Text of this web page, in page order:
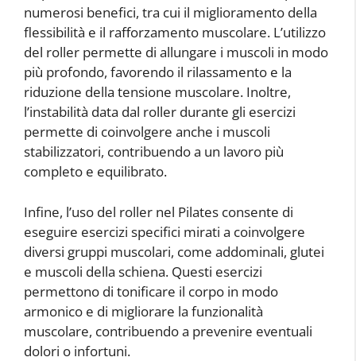
numerosi benefici, tra cui il miglioramento della
flessibilità e il rafforzamento muscolare. L’utilizzo
del roller permette di allungare i muscoli in modo
più profondo, favorendo il rilassamento e la
riduzione della tensione muscolare. Inoltre,
l’instabilità data dal roller durante gli esercizi
permette di coinvolgere anche i muscoli
stabilizzatori, contribuendo a un lavoro più
completo e equilibrato.
Infine, l’uso del roller nel Pilates consente di
eseguire esercizi specifici mirati a coinvolgere
diversi gruppi muscolari, come addominali, glutei
e muscoli della schiena. Questi esercizi
permettono di tonificare il corpo in modo
armonico e di migliorare la funzionalità
muscolare, contribuendo a prevenire eventuali
dolori o infortuni.